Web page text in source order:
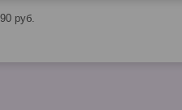
руб.